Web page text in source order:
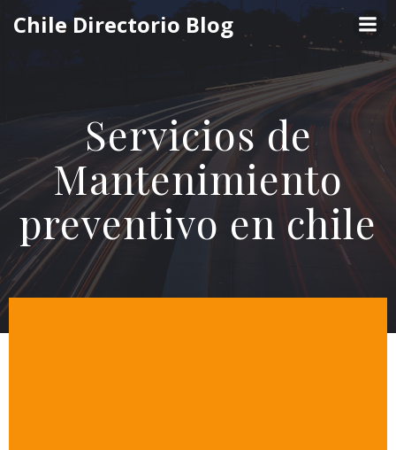
Saltar
al
Chile Directorio Blog
Servicios de
Mantenimiento
preventivo en chile